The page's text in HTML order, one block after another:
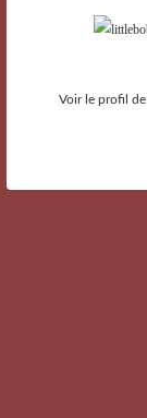
Voir le profil de